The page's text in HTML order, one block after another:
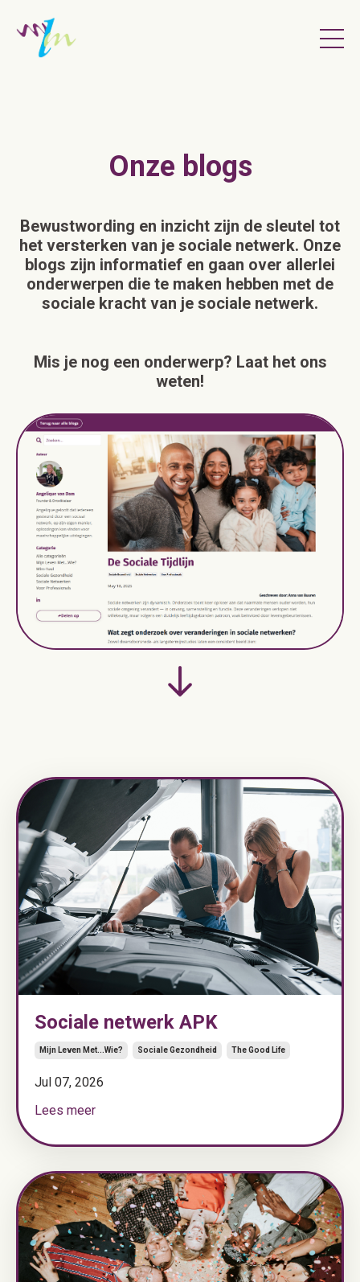
Onze blogs
Bewustwording en inzicht zijn de sleutel tot
het versterken van je sociale netwerk. Onze
blogs zijn informatief en gaan over allerlei
onderwerpen die te maken hebben met de
sociale kracht van je sociale netwerk.
Mis je nog een onderwerp? Laat het ons
weten!
Sociale netwerk APK
Mijn Leven Met...wie? Sociale Gezondheid The Good Life
Jul 07, 2026
Lees meer